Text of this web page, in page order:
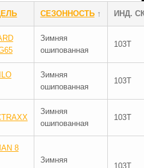
СЕЗОННОСТЬ↑ ИНД.
Зимняя
ошипованная
103T
Зимняя
ошипованная
103T
Зимняя
ошипованная
103T
8
Зимняя
103T